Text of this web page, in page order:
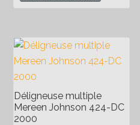
Déligneuse multiple
Mereen Johnson 424-DC
2000